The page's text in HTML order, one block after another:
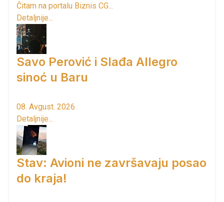
Čitam na portalu Biznis CG...
Detaljnije...
Savo Perović i Slađa Allegro
sinoć u Baru
08. Avgust. 2026.
Detaljnije...
Stav: Avioni ne završavaju posao
do kraja!